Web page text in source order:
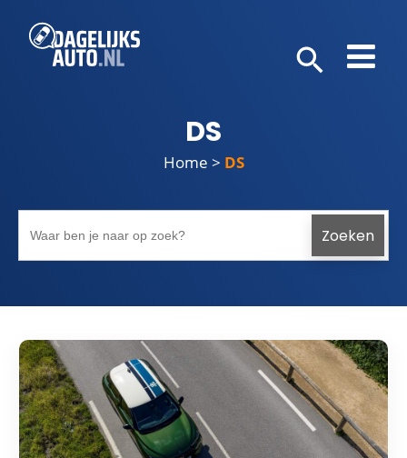
DS
Home > DS